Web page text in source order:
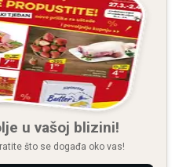
u vašoj blizini!
što se događa oko vas!